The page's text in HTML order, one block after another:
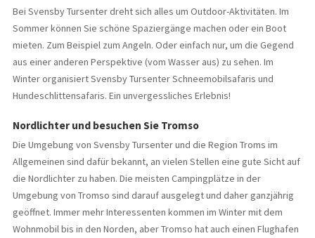
Bei Svensby Tursenter dreht sich alles um Outdoor-Aktivitäten. Im
Sommer können Sie schöne Spaziergänge machen oder ein Boot
mieten. Zum Beispiel zum Angeln. Oder einfach nur, um die Gegend
aus einer anderen Perspektive (vom Wasser aus) zu sehen. Im
Winter organisiert Svensby Tursenter Schneemobilsafaris und
Hundeschlittensafaris. Ein unvergessliches Erlebnis!
Nordlichter und besuchen Sie Tromso
Die Umgebung von Svensby Tursenter und die Region Troms im
Allgemeinen sind dafür bekannt, an vielen Stellen eine gute Sicht auf
die Nordlichter zu haben. Die meisten Campingplätze in der
Umgebung von Tromso sind darauf ausgelegt und daher ganzjährig
geöffnet. Immer mehr Interessenten kommen im Winter mit dem
Wohnmobil bis in den Norden, aber Tromso hat auch einen Flughafen